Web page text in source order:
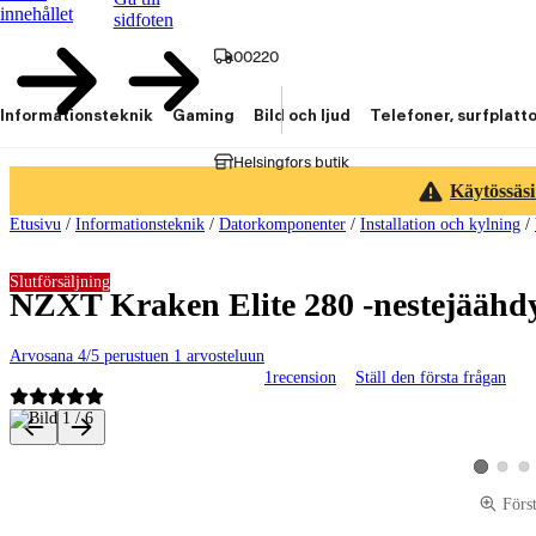
innehållet
sidfoten
00220
Helsingfors butik
Informationsteknik Gaming Bild och ljud Telefoner,
Etusivu / Informationsteknik / Datorkomponenter / Installation och kylning /
NZXT Kraken Elite 280 -
Arvosana 4/5 perustuen 1 arvosteluun
1recension Ställ den första frågan
Slutförsäljning
Produktbilder och videor
VisaVisa